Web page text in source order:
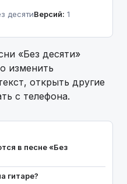
десятиВерсий: 1
«Без десяти»
изменить
открыть другие
с телефона.
в песне «Без
гитаре?